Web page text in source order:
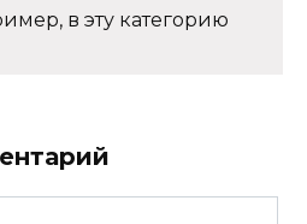
в эту категорию